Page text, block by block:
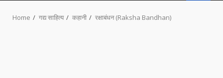
Home गद्य साहित्य कहानी रक्षाबंधन (Raksha Bandhan)